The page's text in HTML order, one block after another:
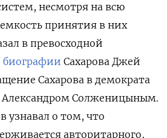
несмотря на всю
принятия в них
в превосходной
биографии Сахарова Джей
Сахарова в демократа
Александром Солженицыным.
узнавал о том, что
авторитарного,